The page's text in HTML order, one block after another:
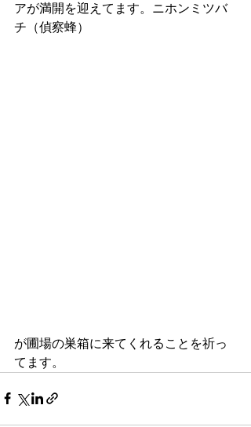
アが満開を迎えてます。ニホンミツバ
チ（偵察蜂）
が圃場の巣箱に来てくれることを祈っ
てます。